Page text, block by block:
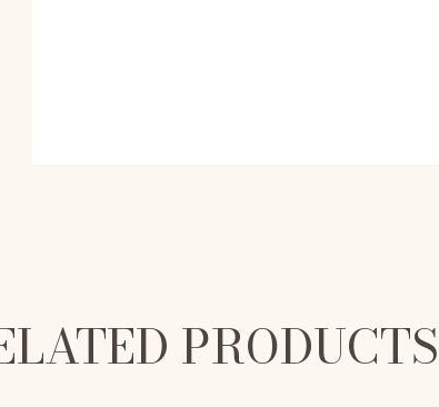
PRODUCTS